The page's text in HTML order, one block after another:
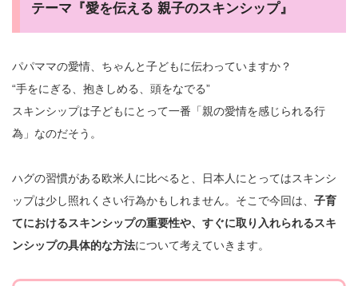
テーマ『愛を伝える 親子のスキンシップ』
パパママの愛情、ちゃんと子どもに伝わっていますか？
“手をにぎる、抱きしめる、頭をなでる”
スキンシップは子どもにとって一番「親の愛情を感じられる行
為」なのだそう。
ハグの習慣がある欧米人に比べると、日本人にとってはスキンシ
ップは少し照れくさい行為かもしれません。そこで今回は、 子育
てにおけるスキンシップの重要性や、すぐに取り入れられるスキ
ンシップの具体的な方法について考えていきます。